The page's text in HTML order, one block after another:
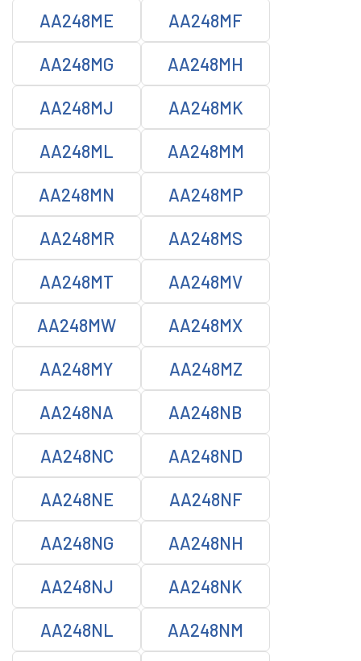
AA248ME AA248MF
AA248MG AA248MH
AA248MJ AA248MK
AA248ML AA248MM
AA248MN AA248MP
AA248MR AA248MS
AA248MT AA248MV
AA248MW AA248MX
AA248MY AA248MZ
AA248NA AA248NB
AA248NC AA248ND
AA248NE AA248NF
AA248NG AA248NH
AA248NJ AA248NK
AA248NL AA248NM